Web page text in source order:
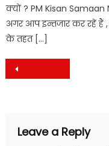
क्यों ? PM Kisan
अगर आप इन्तजार कर रहें हैं
के तहत […]
Post
Leave a Reply